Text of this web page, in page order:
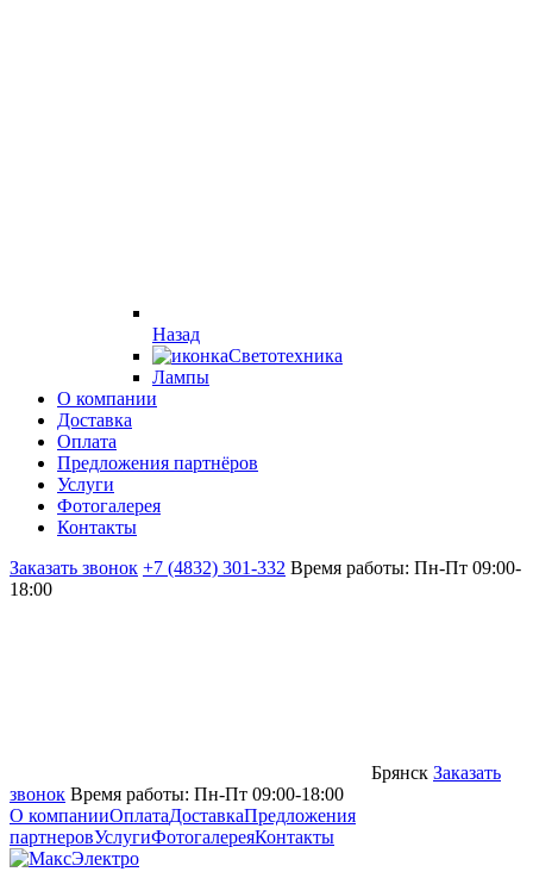
Назад
Светотехника
Лампы
О компании
Доставка
Оплата
Предложения партнёров
Услуги
Фотогалерея
Контакты
Заказать звонок +7 (4832) 301-332 Время работы: Пн-Пт 09:00-
18:00
Брянск Заказать
звонок Время работы: Пн-Пт 09:00-18:00
О компанииОплатаДоставкаПредложения
партнеровУслугиФотогалереяКонтакты